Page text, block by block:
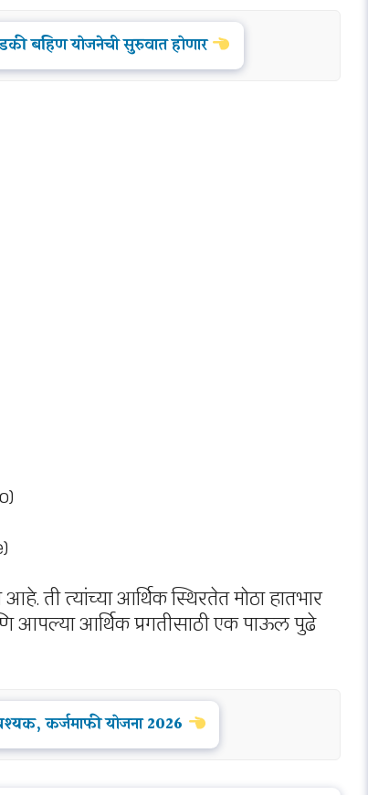
बहिण योजनेची सुरुवात होणार
ती त्यांच्या आर्थिक स्थिरतेत मोठा हातभार
आपल्या आर्थिक प्रगतीसाठी एक पाऊल पुढे
कर्जमाफी योजना 2026